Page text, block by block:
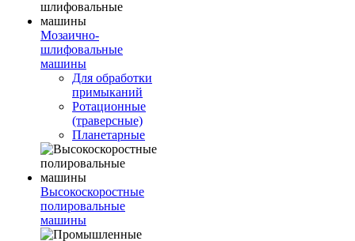
Мозаично-
шлифовальные
машины
Для обработки
примыканий
Ротационные
(траверсные)
Планетарные
Высокоскоростные
полировальные
машины